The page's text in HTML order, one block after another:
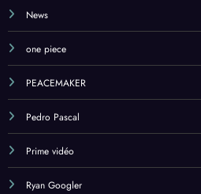
News
one piece
PEACEMAKER
Pedro Pascal
Prime vidéo
Ryan Googler